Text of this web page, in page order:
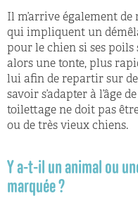
Il m’arrive également
qui impliquent un
pour le chien si ses
alors une tonte, plus
lui afin de repartir sur
savoir s’adapter à l’âge
toilettage ne doit pas
ou de très vieux chiens.
Y a-t-il un animal ou
marquée ?​